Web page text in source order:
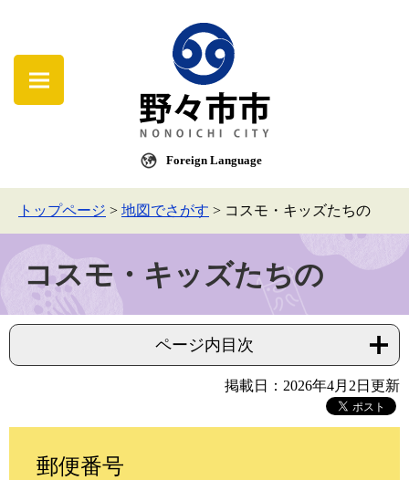
Foreign Language
トップページ > 地図でさがす > コスモ・キッズたちの
コスモ・キッズたちの
ページ内目次
掲載日：2026年4月2日更新
郵便番号